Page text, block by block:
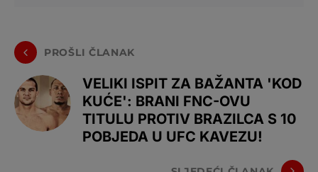
PROŠLI ČLANAK
VELIKI ISPIT ZA BAŽANTA 'KOD
KUĆE': BRANI FNC-OVU
TITULU PROTIV BRAZILCA S 10
POBJEDA U UFC KAVEZU!